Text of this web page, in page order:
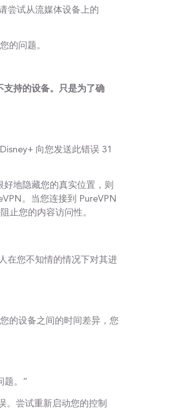
尝试从流媒体设备上的
的问题。
支持的设备。只是为了确
向您发送此错误 31
地隐藏您的真实位置，则
。当您连接到 PureVPN
止您的内容访问性。
在您不知情的情况下对其进
的设备之间的时间差异，您
题。”
。尝试重新启动您的控制